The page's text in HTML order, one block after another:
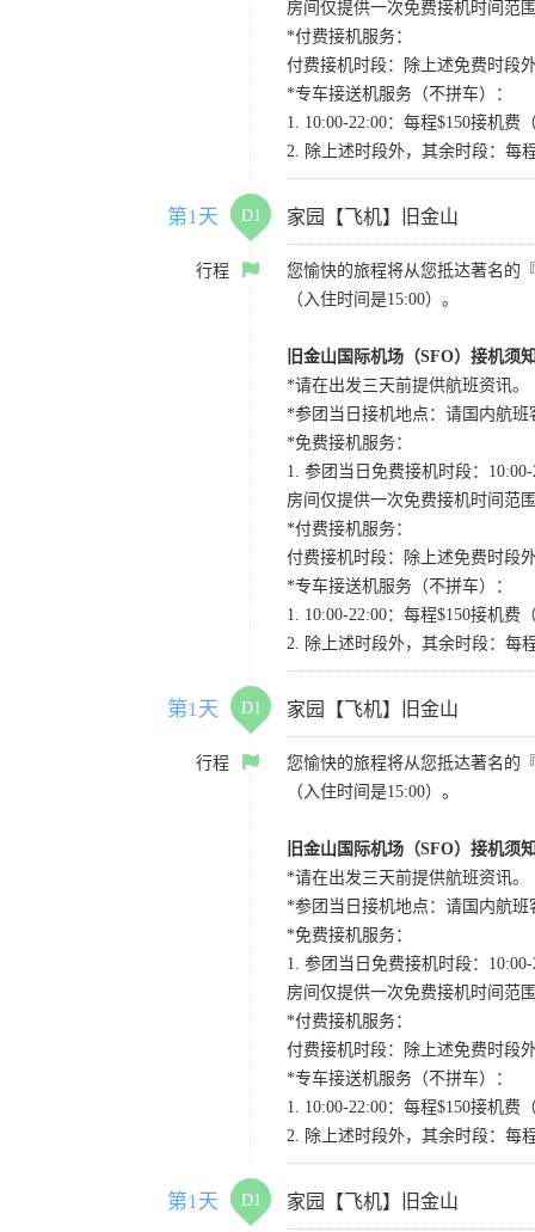
房间仅提供一次免费接机时间范
*付费接机服务：
付费接机时段：除上述免费时段
*专车接送机服务（不拼车）：
1. 10:00-22:00：每程$150接机
2. 除上述时段外，其余时段：每
第1天 D1 家园【飞机】旧金山
行程
您愉快的旅程将从您抵达著名的
（入住时间是15:00）。
旧金山国际机场（SFO）接机须
*请在出发三天前提供航班资讯。
*参团当日接机地点：请国内航班
*免费接机服务：
1. 参团当日免费接机时段：
房间仅提供一次免费接机时间范
*付费接机服务：
付费接机时段：除上述免费时段
*专车接送机服务（不拼车）：
1. 10:00-22:00：每程$150接机
2. 除上述时段外，其余时段：每
第1天 D1 家园【飞机】旧金山
行程
您愉快的旅程将从您抵达著名的
（入住时间是15:00）。
旧金山国际机场（SFO）接机须
*请在出发三天前提供航班资讯。
*参团当日接机地点：请国内航班
*免费接机服务：
1. 参团当日免费接机时段：
房间仅提供一次免费接机时间范
*付费接机服务：
付费接机时段：除上述免费时段
*专车接送机服务（不拼车）：
1. 10:00-22:00：每程$150接机
2. 除上述时段外，其余时段：每
第1天 D1 家园【飞机】旧金山